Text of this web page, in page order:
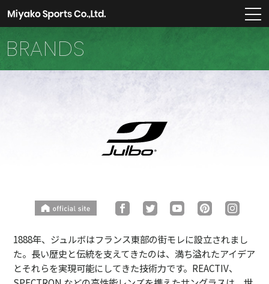
BRANDS
1888年、ジュルボはフランス東部の街モレに設立されまし
た。長い歴史と伝統を支えてきたのは、満ち溢れたアイデア
とそれらを実現可能にしてきた技術力です。REACTIV、